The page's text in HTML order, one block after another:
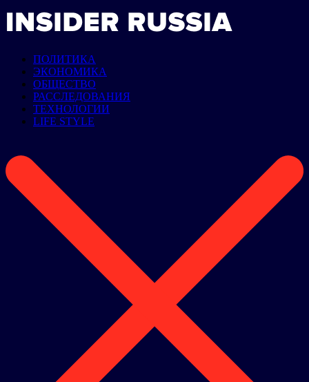
ПОЛИТИКА
ЭКОНОМИКА
ОБЩЕСТВО
РАССЛЕДОВАНИЯ
ТЕХНОЛОГИИ
LIFE STYLE